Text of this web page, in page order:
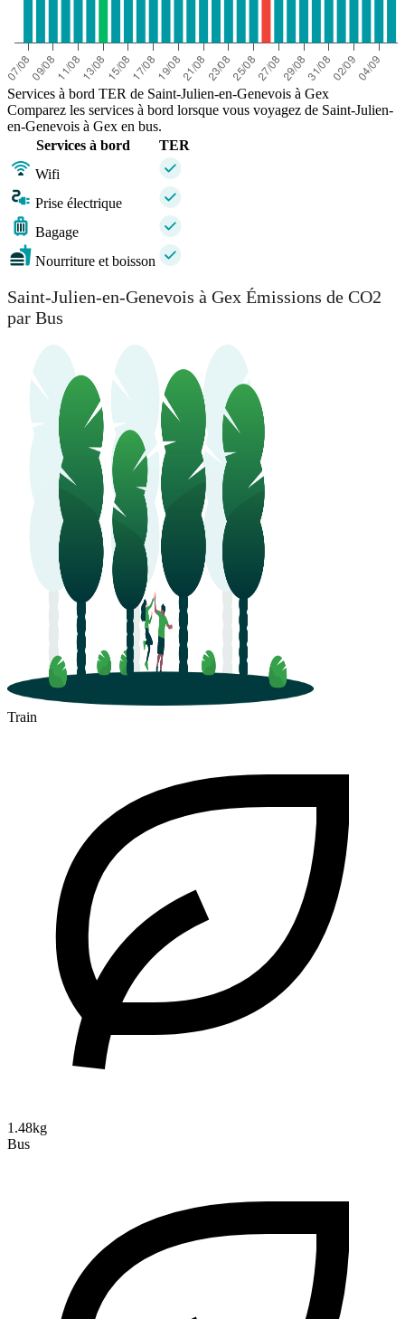
Services à bord TER de Saint-Julien-en-Genevois à Gex
Comparez les services à bord lorsque vous voyagez de Saint-Julien-
en-Genevois à Gex en bus.
Services à bord
TER
Wifi
Prise électrique
Bagage
Nourriture et boisson
Saint-Julien-en-Genevois à Gex Émissions de CO2
par Bus
Train
1.48kg
Bus